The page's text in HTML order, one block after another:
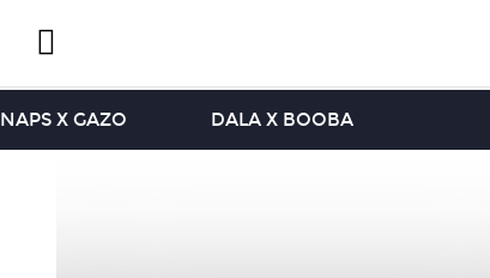
NAPS X GAZO DALA X BOOBA